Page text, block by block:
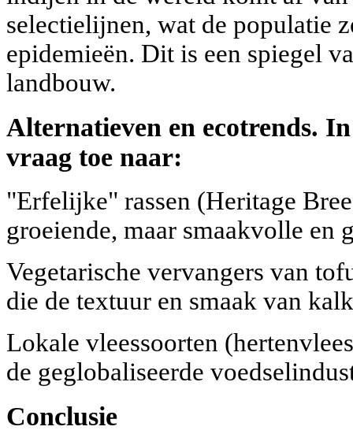
selectielijnen, wat de populatie
epidemieën. Dit is een spiegel
landbouw.
Alternatieven en ecotrends.
vraag toe naar:
"Erfelijke" rassen (Heritage
groeiende, maar smaakvolle en
Vegetarische vervangers van
die de textuur en smaak van
Lokale vleessoorten
de geglobaliseerde
Conclusie